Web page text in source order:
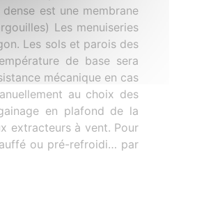
est une membrane
Les menuiseries
Les sols et parois des
de base sera
mécanique en cas
au choix des
en plafond de la
extracteurs à vent. Pour
ou pré-refroidi… par